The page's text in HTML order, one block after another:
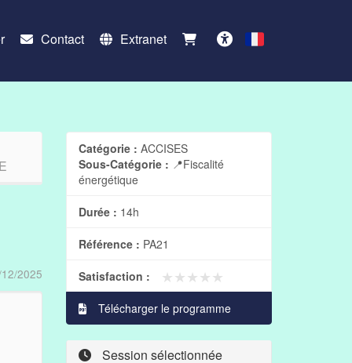
Contact
Extranet
Français
2025
Catégorie : ACCISES
Sous-Catégorie : 📍Fiscalité
énergétique
Durée : 14h
Référence : PA21
Satisfaction : ★★★★★
★★★★★
Télécharger le programme
Session sélectionnée